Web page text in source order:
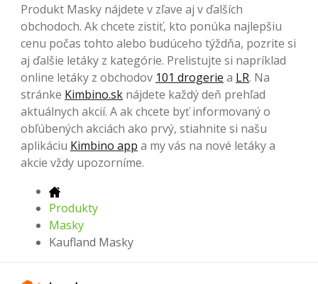
Produkt Masky nájdete v zľave aj v ďalších
obchodoch. Ak chcete zistiť, kto ponúka najlepšiu
cenu počas tohto alebo budúceho týždňa, pozrite si
aj ďalšie letáky z kategórie. Prelistujte si napríklad
online letáky z obchodov 101 drogerie a LR. Na
stránke Kimbino.sk nájdete každý deň prehľad
aktuálnych akcií. A ak chcete byť informovaný o
obľúbených akciách ako prvý, stiahnite si našu
aplikáciu Kimbino app a my vás na nové letáky a
akcie vždy upozorníme.
Produkty
Masky
Kaufland Masky